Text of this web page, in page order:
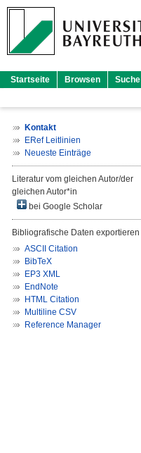
Startseite Browsen Suche
Kontakt
ERef Leitlinien
Neueste Einträge
Literatur vom gleichen Autor/der
gleichen Autor*in
bei Google Scholar
Bibliografische Daten exportieren
ASCII Citation
BibTeX
EP3 XML
EndNote
HTML Citation
Multiline CSV
Reference Manager